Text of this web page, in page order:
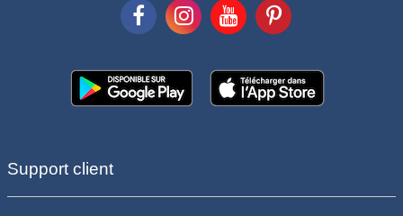
Support client